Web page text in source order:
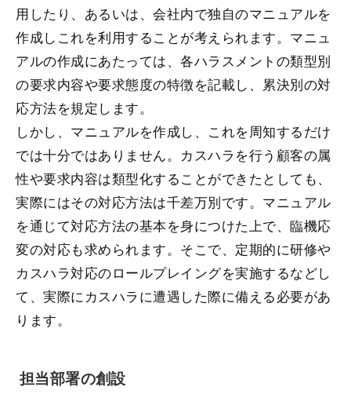
用したり、あるいは、会社内で独自のマニュアルを
作成しこれを利用することが考えられます。マニュ
アルの作成にあたっては、各ハラスメントの類型別
の要求内容や要求態度の特徴を記載し、累決別の対
応方法を規定します。
しかし、マニュアルを作成し、これを周知するだけ
では十分ではありません。カスハラを行う顧客の属
性や要求内容は類型化することができたとしても、
実際にはその対応方法は千差万別です。マニュアル
を通じて対応方法の基本を身につけた上で、臨機応
変の対応も求められます。そこで、定期的に研修や
カスハラ対応のロールプレイングを実施するなどし
て、実際にカスハラに遭遇した際に備える必要があ
ります。
担当部署の創設